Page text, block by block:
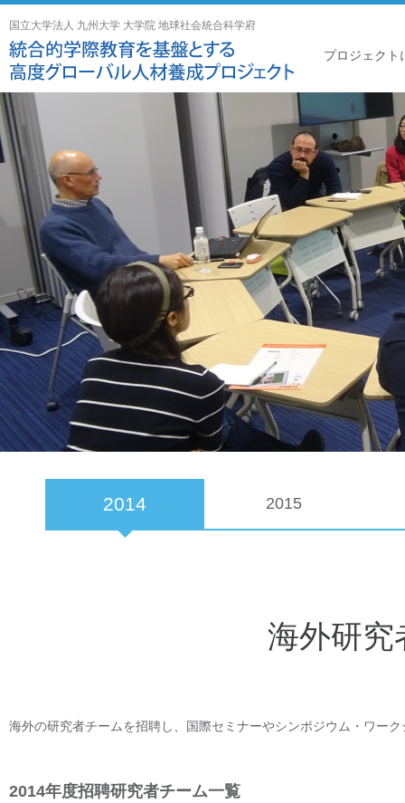
国立大学法人 九州大学 大学院 地球社会統合科学府
プロジェクト
2014 2015
海外研究
海外の研究者チームを招聘し、国際セミナーやシンポジウム・ワー
2014年度招聘研究者チーム一覧